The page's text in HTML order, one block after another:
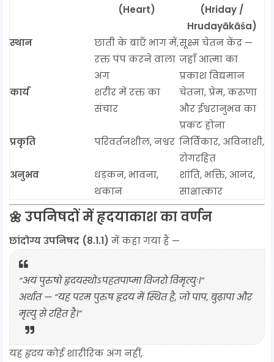
(Heart)
(Hriday /
Hrudayākāśa)
स्थान
छाती के बाएँ भाग में,
रक्त पंप करने वाला
अंग
सूक्ष्म चेतन केंद्र —
जहाँ आत्मा का
प्रकाश विद्यमान
कार्य
शरीर में रक्त का
संचार
चेतना, प्रेम, करुणा
और ईश्वरानुभव का
प्रकट होना
प्रकृति
परिवर्तनशील, नश्वर निर्विकार, अविनाशी,
रोगरहित
अनुभव
धड़कन, भावना,
थकान
शांति, भक्ति, आनंद,
साक्षात्कार
🌼 उपनिषदों में हृदयाकाश का वर्णन
छांदोग्य उपनिषद (8.1.1) में कहा गया है —
“अयं पुरुषो हृदयस्थोऽपहतपाप्मा विजरो विमृत्युः।”
अर्थात — “यह परम पुरुष हृदय में स्थित है, जो पाप, बुढ़ापा और
मृत्यु से रहित है।”
यहहृदयकोई शारीरिक अंग नहीं,